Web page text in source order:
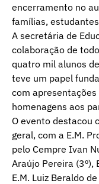
encerramento no
famílias,
A secretária de
colaboração de
quatro mil alunos
teve um papel
com
homenagens aos
O evento destacou
geral, com a E.M.
pelo Cempre Ivan
Araújo Pereira (3º),
E.M. Luiz Beraldo